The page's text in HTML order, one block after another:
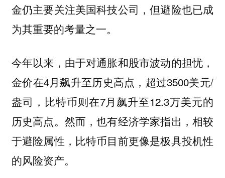
金仍主要关注美国科技公司，但避险也已成
为其重要的考量之一。
今年以来，由于对通胀和股市波动的担忧，
金价在4月飙升至历史高点，超过3500美元/
盎司，比特币则在7月飙升至12.3万美元的
历史高点。然而，也有经济学家指出，相较
于避险属性，比特币目前更像是极具投机性
的风险资产。